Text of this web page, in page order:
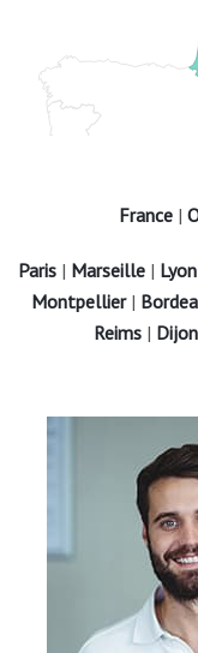
France|
Paris | Marseille | Lyon
Montpellier|
Reims | Dijon